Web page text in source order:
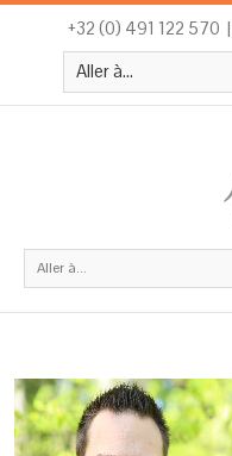
+32 (0) 491 122 570 |
Aller à...
Aller à...